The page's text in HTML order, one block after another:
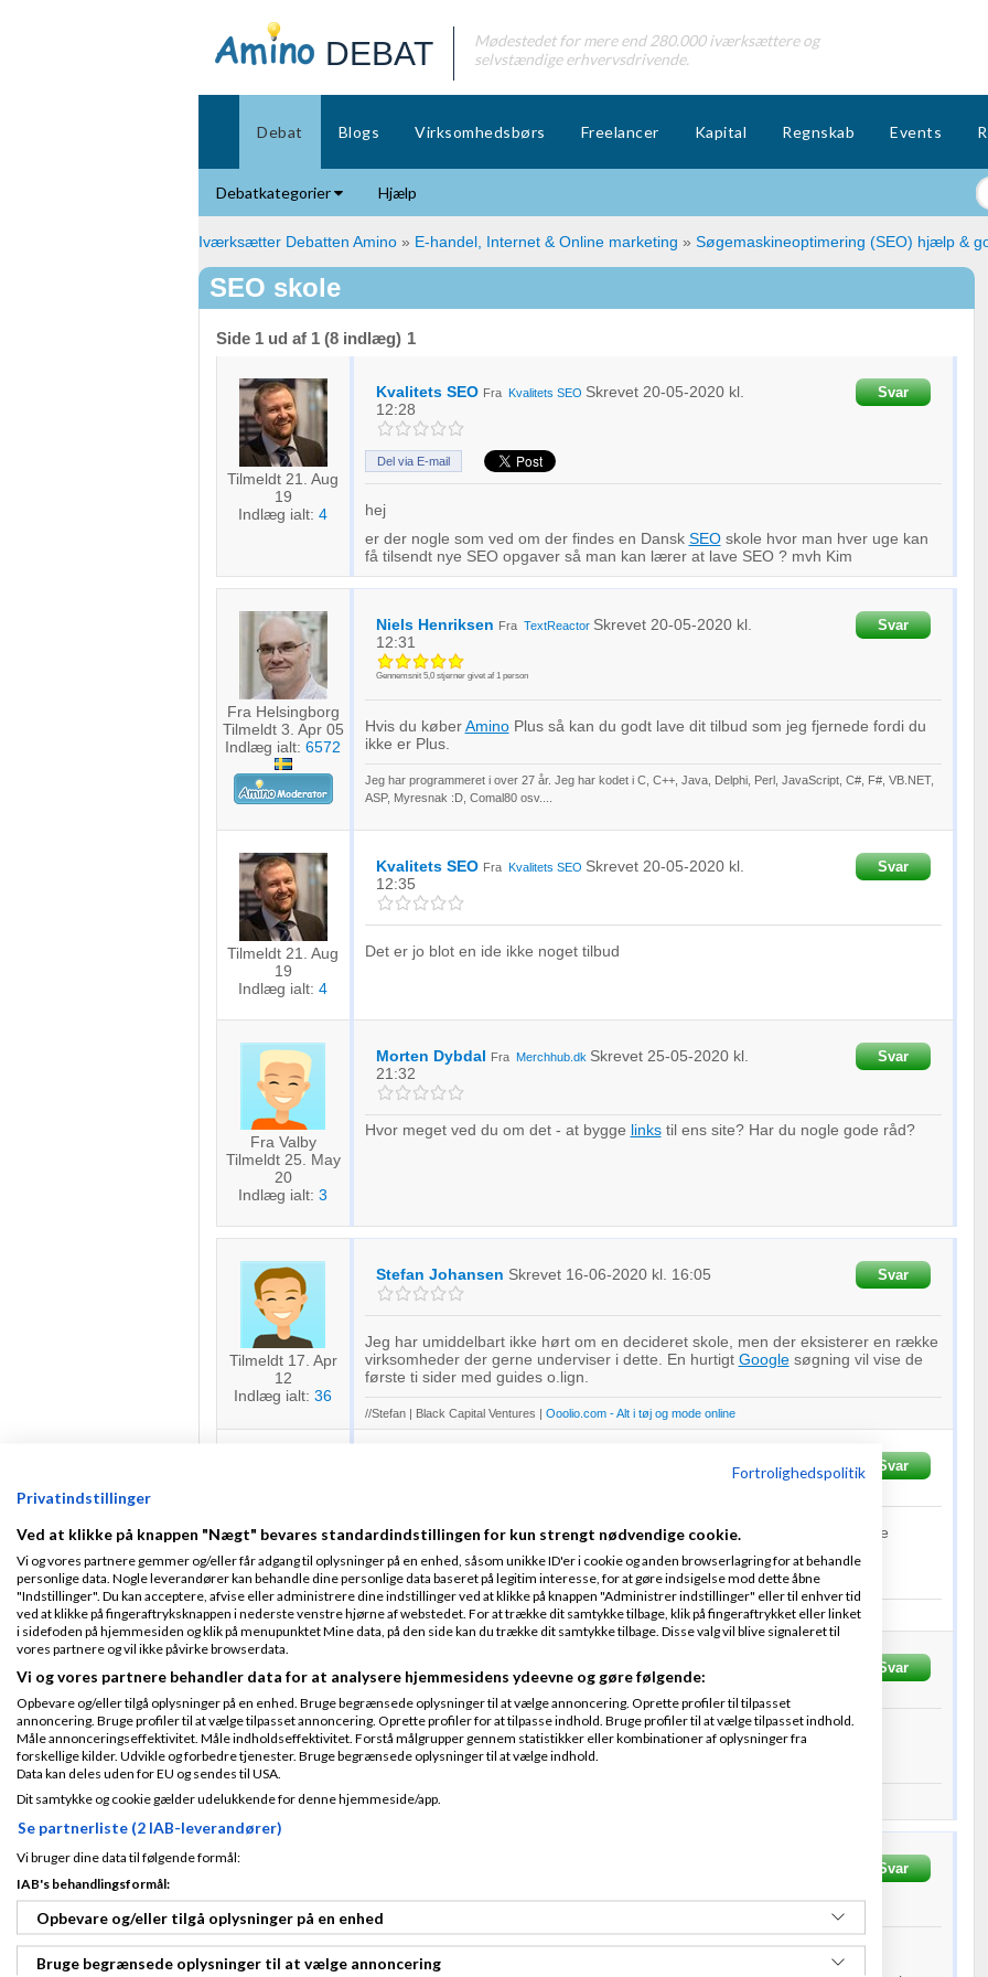
DEBAT
Mødestedet for mere end 280.000 iværksættere og
selvstændige erhvervsdrivende.
Debat Blogs Virksomhedsbørs Freelancer Kapital Regnskab Events
Debatkategorier Hjælp
Iværksætter Debatten Amino » E-handel, Internet & Online marketing » Søgemaskineoptimering (SEO) hjælp &
SEO skole
Side 1 ud af 1 (8 indlæg) 1
Tilmeldt 21. Aug
19
Indlæg ialt: 4
Kvalitets SEO Fra Kvalitets SEO Skrevet 20-05-2020kl.
12:28
Svar
Del via E-mail
hej
er der nogle som ved om der findes en Dansk SEOskole hvor man hver uge kan
få tilsendt nye SEO opgaver så man kan lærer at lave SEO ? mvh Kim
Fra Helsingborg
Tilmeldt 3. Apr 05
Indlæg ialt: 6572
Niels Henriksen Fra TextReactor Skrevet 20-05-2020kl.
12:31
Gennemsnit 5,0stjerner givet af 1person
Svar
Hvis du køberAminoPlus så kan du godt lave dit tilbud som jeg fjernede fordi du
ikke er Plus.
Jeg har programmeret i over 27 år. Jeg har kodet i C, C++, Java, Delphi, Perl, JavaScript, C#, F#, VB.NET,
ASP, Myresnak :D, Comal80 osv....
Tilmeldt 21. Aug
19
Indlæg ialt: 4
Kvalitets SEO Fra Kvalitets SEO Skrevet 20-05-2020kl.
12:35
Svar
Det er jo blot en ide ikke noget tilbud
Fra Valby
Tilmeldt 25. May
20
Indlæg ialt: 3
Morten Dybdal Fra Merchhub.dk Skrevet 25-05-2020kl.
21:32
Svar
Hvor meget ved du om det - at bygge linkstil ens site? Har du nogle gode råd?
Tilmeldt 17. Apr
12
Indlæg ialt: 36
Stefan Johansen Skrevet 16-06-2020kl. 16:05 Svar
Jeg har umiddelbart ikke hørt om en decideret skole, men der eksisterer en række
virksomheder der gerne underviser i dette. En hurtigt Googlesøgning vil vise de
første ti sider med guides o.lign.
//Stefan | Black Capital Ventures | Ooolio.com - Alt i tøj og mode online
20
Indlæg ialt:26
Svar
Jeg kender ikke en sådan "SEO skole", men tror godt at en del kunne være
/OKEIwebbureau
WordPress opdateringfra OKEIwebbureau. Vi holder over 500 hjemmesider opdateret.
Tilmeldt 11. Jun
20
Svar
... og har du tænkt på et prisniveau?
/OKEIwebbureau
WordPress opdatering
Tilmeldt 11. Jul
Svar
Tror ikke der er nogen SEO skole, måske nogle kurser eller noget.
Fortrolighedspolitik
Privatindstillinger
Ved at klikke på knappen "Nægt" bevares standardindstillingen for kun strengt nødvendige cookie.
Vi og vores partnere gemmer og/eller får adgang til oplysninger på en enhed, såsom unikke ID'er i cookie og anden browserlagring for at behandle
personlige data. Nogle leverandører kan behandle dine personlige data baseret på legitim interesse, for at gøre indsigelse mod dette åbne
"Indstillinger". Du kan acceptere, afvise eller administrere dine indstillinger ved at klikke på knappen "Administrer indstillinger" eller til enhver tid
ved at klikke på fingeraftryksknappen i nederste venstre hjørne af webstedet. For at trække dit samtykke tilbage, klik på fingeraftrykket eller linket
i sidefoden på hjemmesiden og klik på menupunktet Mine data, på den side kan du trække dit samtykke tilbage. Disse valg vil blive signaleret til
vores partnere og vil ikke påvirke browserdata.
Vi og vores partnere behandler data for at analysere hjemmesidens ydeevne og gøre følgende:
Opbevare og/eller tilgå oplysninger på en enhed. Bruge begrænsede oplysninger til at vælge annoncering. Oprette profiler til tilpasset
annoncering. Bruge profiler til at vælge tilpasset annoncering. Oprette profiler for at tilpasse indhold. Bruge profiler til at vælge tilpasset indhold.
Måle annonceringseffektivitet. Måle indholdseffektivitet. Forstå målgrupper gennem statistikker eller kombinationer af oplysninger fra
forskellige kilder. Udvikle og forbedre tjenester. Bruge begrænsede oplysninger til at vælge indhold.
Data kan deles uden for EU og sendes til USA.
Dit samtykke og cookie gælder udelukkende for denne hjemmeside/app.
Se partnerliste (2 IAB-leverandører)
Vi bruger dine data til følgende formål:
IAB's behandlingsformål:
Opbevare og/eller tilgå oplysninger på en enhed
Bruge begrænsede oplysninger til at vælge annoncering